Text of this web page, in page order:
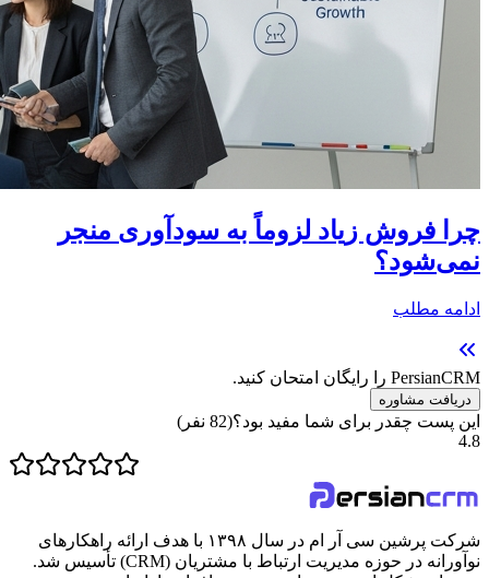
چرا فروش زیاد لزوماً به سودآوری منجر
نمی‌شود؟
ادامه مطلب
PersianCRM را رایگان امتحان کنید.
دریافت مشاوره
این پست چقدر برای شما مفید بود؟(
82 نفر)
4.8
شرکت پرشین سی آر ام در سال ۱۳۹۸ با هدف ارائه راهکارهای
نوآورانه در حوزه مدیریت ارتباط با مشتریان (CRM) تأسیس شد.